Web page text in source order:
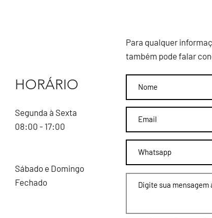
HORÁRIO
Segunda à Sexta
08:00 - 17:00
Sábado e Domingo
Fechado
Para qualquer
também pode falar